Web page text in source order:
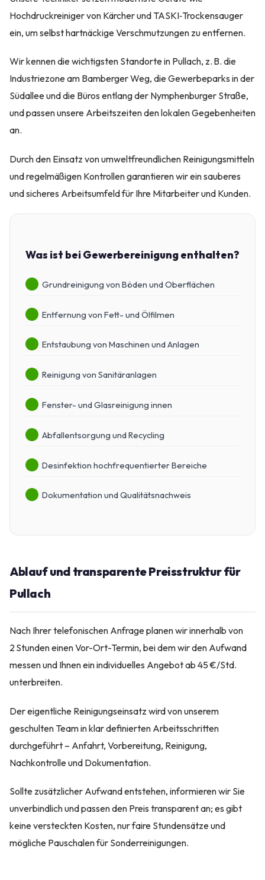
Hochdruckreiniger von Kärcher und TASKI‑Trockensauger
ein, um selbst hartnäckige Verschmutzungen zu entfernen.
Wir kennen die wichtigsten Standorte in Pullach, z. B. die
Industriezone am Bamberger Weg, die Gewerbeparks in der
Südallee und die Büros entlang der Nymphenburger Straße,
und passen unsere Arbeitszeiten den lokalen Gegebenheiten
an.
Durch den Einsatz von umweltfreundlichen Reinigungsmitteln
und regelmäßigen Kontrollen garantieren wir ein sauberes
und sicheres Arbeitsumfeld für Ihre Mitarbeiter und Kunden.
Was ist bei Gewerbereinigung enthalten?
Grundreinigung von Böden und Oberflächen
Entfernung von Fett- und Ölfilmen
Entstaubung von Maschinen und Anlagen
Reinigung von Sanitäranlagen
Fenster- und Glasreinigung innen
Abfallentsorgung und Recycling
Desinfektion hochfrequentierter Bereiche
Dokumentation und Qualitätsnachweis
Ablauf und transparente Preisstruktur für
Pullach
Nach Ihrer telefonischen Anfrage planen wir innerhalb von
2 Stunden einen Vor-Ort-Termin, bei dem wir den Aufwand
messen und Ihnen ein individuelles Angebot ab 45 €/Std.
unterbreiten.
Der eigentliche Reinigungseinsatz wird von unserem
geschulten Team in klar definierten Arbeitsschritten
durchgeführt – Anfahrt, Vorbereitung, Reinigung,
Nachkontrolle und Dokumentation.
Sollte zusätzlicher Aufwand entstehen, informieren wir Sie
unverbindlich und passen den Preis transparent an; es gibt
keine versteckten Kosten, nur faire Stundensätze und
mögliche Pauschalen für Sonderreinigungen.